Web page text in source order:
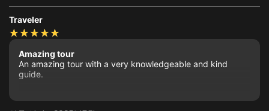
Traveler
Amazing tour
An amazing tour with a very knowledgeable and kind
guide.